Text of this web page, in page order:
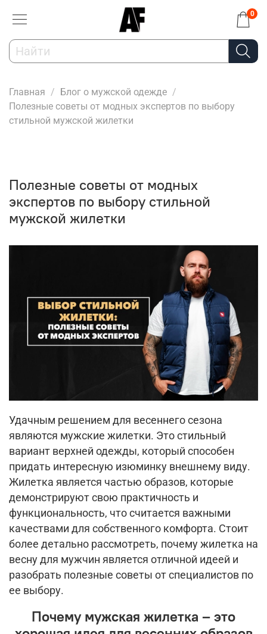
0
Главная
Блог о мужской одежде
Полезные советы от модных экспертов по выбору
стильной мужской жилетки
Полезные советы от модных
экспертов по выбору стильной
мужской жилетки
Удачным решением для весеннего сезона
являются мужские жилетки. Это стильный
вариант верхней одежды, который способен
придать интересную изюминку внешнему виду.
Жилетка является частью образов, которые
демонстрируют свою практичность и
функциональность, что считается важными
качествами для собственного комфорта. Стоит
более детально рассмотреть, почему жилетка на
весну для мужчин является отличной идеей и
разобрать полезные советы от специалистов по
ее выбору.
Почему мужская жилетка – это